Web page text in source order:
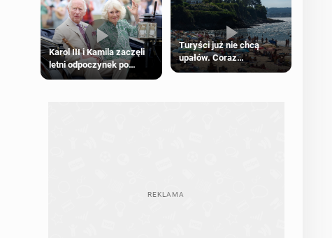
Karol III i Kamila zaczęli
letni odpoczynek po
Igrzyskach Wspólnoty w
Turyści już nie chcą
upałów. Coraz
popularniejsze